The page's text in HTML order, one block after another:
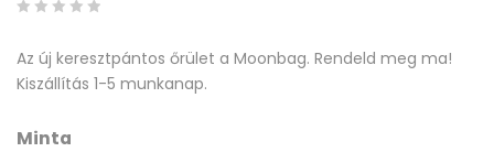
out
of
on
Az új keresztpántos őrület a Moonbag. Rendeld meg ma!
Kiszállítás 1-5 munkanap.
Minta